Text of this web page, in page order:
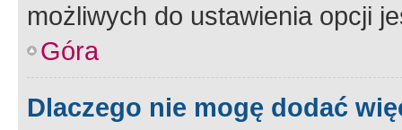
możliwych do ustawienia opcji
Góra
Dlaczego nie mogę dodać